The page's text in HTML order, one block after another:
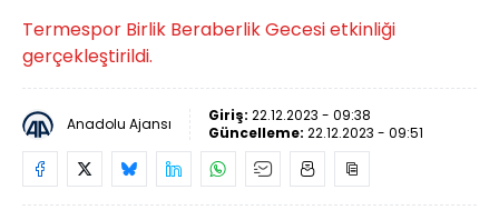
Termespor Birlik Beraberlik Gecesi etkinliği
gerçekleştirildi.
Anadolu Ajansı Giriş: 22.12.2023 - 09:38
Güncelleme: 22.12.2023 - 09:51